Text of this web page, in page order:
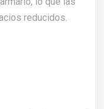
reducidos.